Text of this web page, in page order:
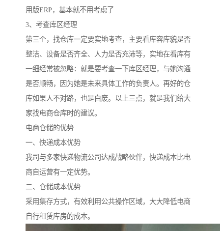
用版ERP，基本就不用考虑了
3、考查库区经理
第三个，找仓库一定要实地考查，主要看库容库貌是否
整洁、设备是否齐全、人力是否充沛等，实地在看库有
一细经常被忽略：就是要考查一下库区经理，与她沟通
是否顺畅，因为她是未来具体工作的负责人。再好的仓
库如果人不对路，也是白废。以上三点，就是我们给大
家找电商仓库时的建议。
电商仓储的优势
一、快递成本优势
我司与多家快递物流公司达成战略伙伴，快递成本比电
商自运营有一定优势。
二、仓储成本优势
采用集存方式，有效利用公共操作区域，大大降低电商
自行租赁库房的成本。